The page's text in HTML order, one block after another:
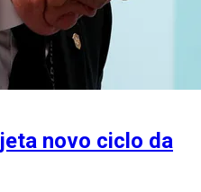
novo ciclo da